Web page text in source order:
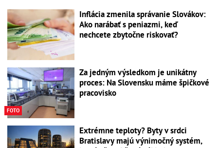
Inflácia zmenila správanie Slovákov:
Ako narábať s peniazmi, keď
nechcete zbytočne riskovať?
FOTO
Za jedným výsledkom je unikátny
proces: Na Slovensku máme špičkové
pracovisko
Extrémne teploty? Byty v srdci
Bratislavy majú výnimočný systém,